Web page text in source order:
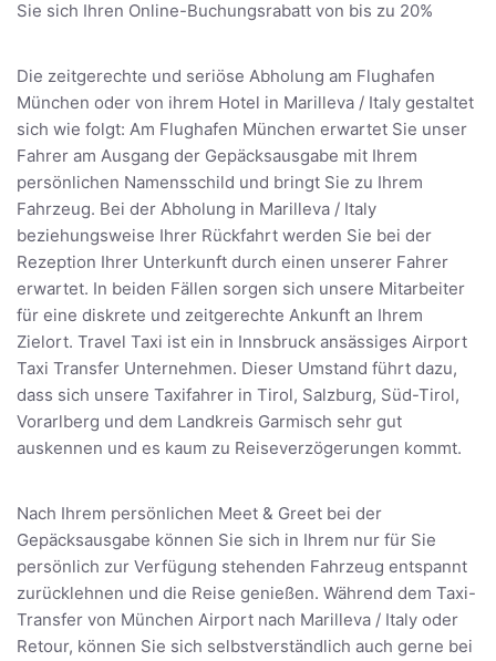
Sie sich Ihren Online-Buchungsrabatt von bis zu 20%
Die zeitgerechte und seriöse Abholung am Flughafen
München oder von ihrem Hotel in Marilleva / Italy gestaltet
sich wie folgt: Am Flughafen München erwartet Sie unser
Fahrer am Ausgang der Gepäcksausgabe mit Ihrem
persönlichen Namensschild und bringt Sie zu Ihrem
Fahrzeug. Bei der Abholung in Marilleva / Italy
beziehungsweise Ihrer Rückfahrt werden Sie bei der
Rezeption Ihrer Unterkunft durch einen unserer Fahrer
erwartet. In beiden Fällen sorgen sich unsere Mitarbeiter
für eine diskrete und zeitgerechte Ankunft an Ihrem
Zielort. Travel Taxi ist ein in Innsbruck ansässiges Airport
Taxi Transfer Unternehmen. Dieser Umstand führt dazu,
dass sich unsere Taxifahrer in Tirol, Salzburg, Süd-Tirol,
Vorarlberg und dem Landkreis Garmisch sehr gut
auskennen und es kaum zu Reiseverzögerungen kommt.
Nach Ihrem persönlichen Meet & Greet bei der
Gepäcksausgabe können Sie sich in Ihrem nur für Sie
persönlich zur Verfügung stehenden Fahrzeug entspannt
zurücklehnen und die Reise genießen. Während dem Taxi-
Transfer von München Airport nach Marilleva / Italy oder
Retour, können Sie sich selbstverständlich auch gerne bei